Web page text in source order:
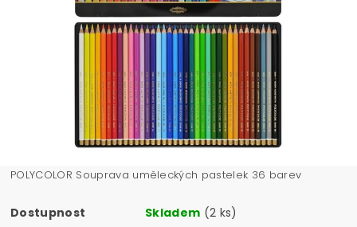
POLYCOLOR Souprava uměleckých pastelek 36 barev
Dostupnost Skladem (2 ks)